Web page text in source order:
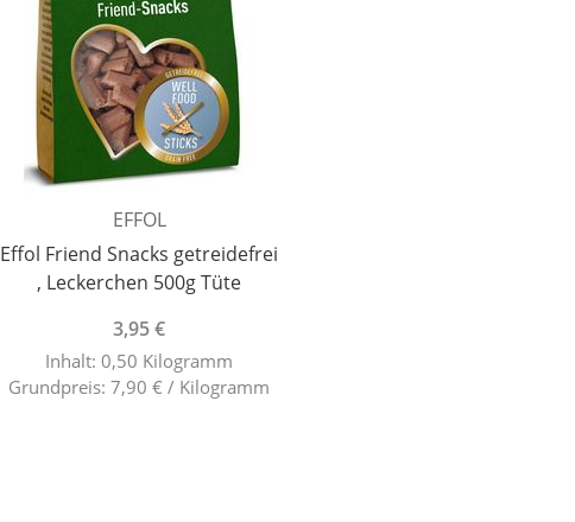
EFFOL
Effol Friend Snacks getreidefrei
, Leckerchen 500g Tüte
3,95 €
Inhalt: 0,50 Kilogramm
Grundpreis: 7,90 € / Kilogramm